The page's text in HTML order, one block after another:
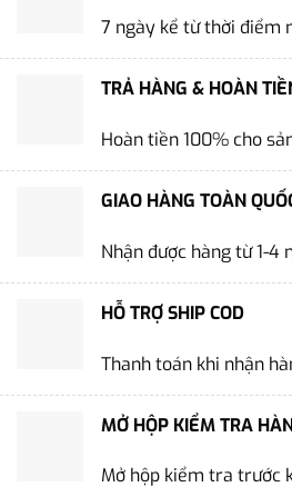
7 ngày kể từ thời điểm
TRẢ HÀNG & HOÀN
Hoàn tiền 100% cho
GIAO HÀNG TOÀN
Nhận được hàng từ 1-4
HỖ TRỢ SHIP COD
Thanh toán khi nhận
MỞ HỘP KIỂM TRA
Mở hộp kiểm tra trước